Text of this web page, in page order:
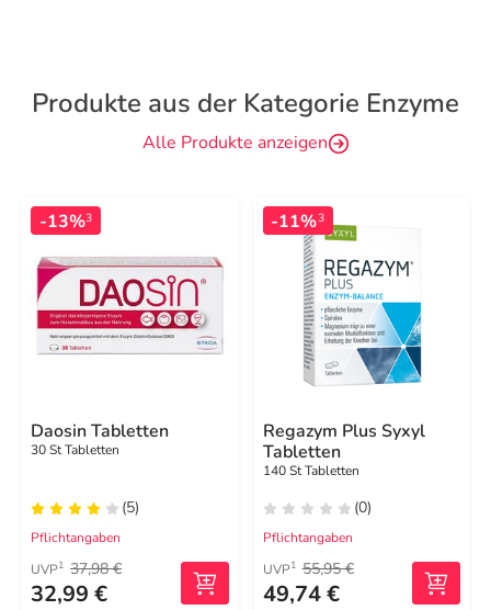
Produkte aus der Kategorie Enzyme
Alle Produkte anzeigen
-13%3
Daosin Tabletten
30 St Tabletten
(5)
Pflichtangaben
UVP1 37,98 €
32,99 €
-11%3
Regazym Plus Syxyl
Tabletten
140 St Tabletten
(0)
Pflichtangaben
UVP1 55,95 €
49,74 €